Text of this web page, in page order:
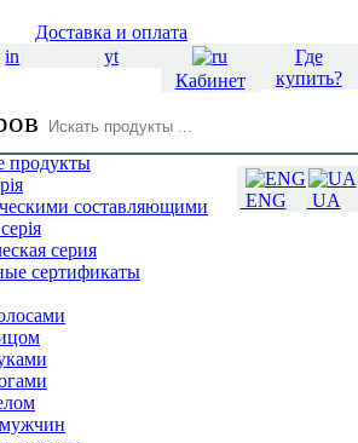
Доставка и оплата
Где
купить?
UA
ENG
yt
in
Кабинет
продукты
составляющими
серия
сертификаты